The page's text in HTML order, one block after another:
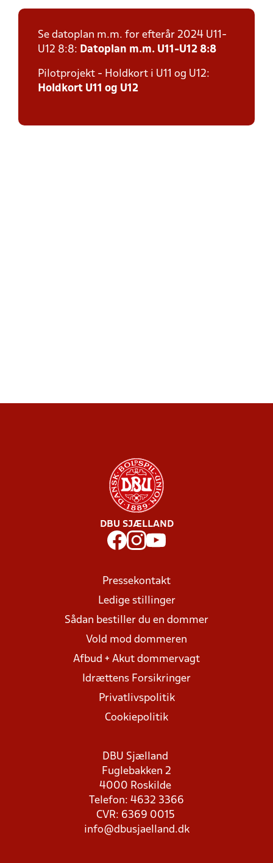
Se datoplan m.m. for efterår 2024 U11-
U12 8:8: Datoplan m.m. U11-U12 8:8
Pilotprojekt - Holdkort i U11 og U12:
Holdkort U11 og U12
DBU SJÆLLAND
Pressekontakt
Ledige stillinger
Sådan bestiller du en dommer
Vold mod dommeren
Afbud + Akut dommervagt
Idrættens Forsikringer
Privatlivspolitik
Cookiepolitik
DBU Sjælland
Fuglebakken 2
4000 Roskilde
Telefon: 4632 3366
CVR: 6369 0015
info@dbusjaelland.dk